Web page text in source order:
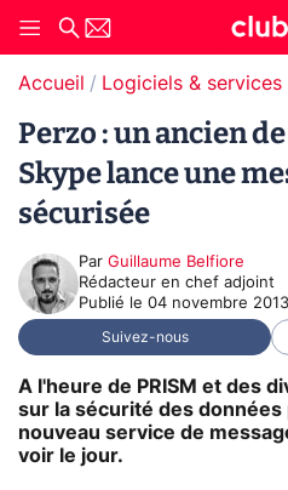
Accueil Logiciels & services
Perzo : un ancien
Skype lance une
sécurisée
Par Guillaume Belfiore
Rédacteur en chef adjoint
Publié le 04 novembre
Suivez-nous
A l'heure de PRISM et des
sur la sécurité des données
nouveau service de
voir le jour.